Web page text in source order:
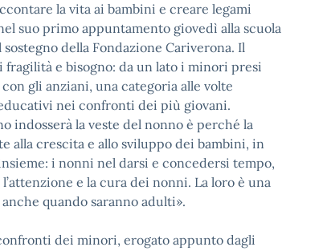
la vita ai bambini e creare legami
suo primo appuntamento giovedì alla scuola
della Fondazione Cariverona. Il
e bisogno: da un lato i minori presi
gli anziani, una categoria alle volte
nei confronti dei più giovani.
indosserà la veste del nonno è perché la
alla crescita e allo sviluppo dei bambini, in
i nonni nel darsi e concedersi tempo,
e la cura dei nonni. La loro è una
quando saranno adulti».
dei minori, erogato appunto dagli